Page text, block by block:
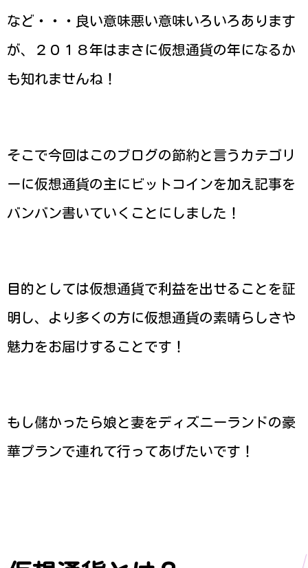
など・・・良い意味悪い意味いろいろあります
が、２０１８年はまさに仮想通貨の年になるか
も知れませんね！
そこで今回はこのブログの節約と言うカテゴリ
ーに仮想通貨の主にビットコインを加え記事を
バンバン書いていくことにしました！
目的としては仮想通貨で利益を出せることを証
明し、より多くの方に仮想通貨の素晴らしさや
魅力をお届けすることです！
もし儲かったら娘と妻をディズニーランドの豪
華プランで連れて行ってあげたいです！